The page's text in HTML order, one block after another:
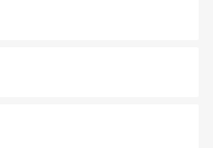
の風情を楽しめる外せないスポット